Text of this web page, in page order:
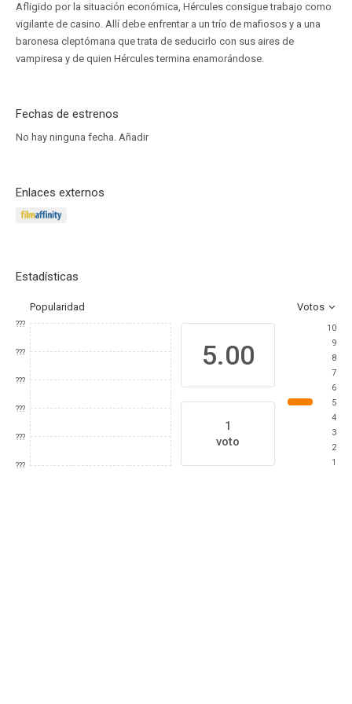
Afligido por la situación económica, Hércules consigue trabajo como
vigilante de casino. Allí debe enfrentar a un trío de mafiosos y a una
baronesa cleptómana que trata de seducirlo con sus aires de
vampiresa y de quien Hércules termina enamorándose.
Fechas de estrenos
No hay ninguna fecha. Añadir
Enlaces externos
Estadísticas
Popularidad Votos
???
???
???
???
???
???
5.00
1
voto
10
9
8
7
6
5
4
3
2
1